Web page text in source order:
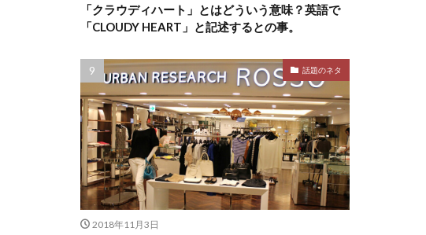
「クラウディハート」とはどういう意味？英語で
「CLOUDY HEART」と記述するとの事。
話題のネタ
2018年11月3日